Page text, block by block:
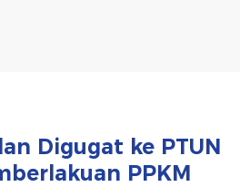
Digugat ke PTUN
PPKM